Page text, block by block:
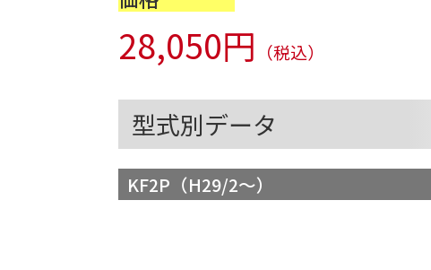
28,050円 （税込）
型式別データ
KF2P（H29/2～）